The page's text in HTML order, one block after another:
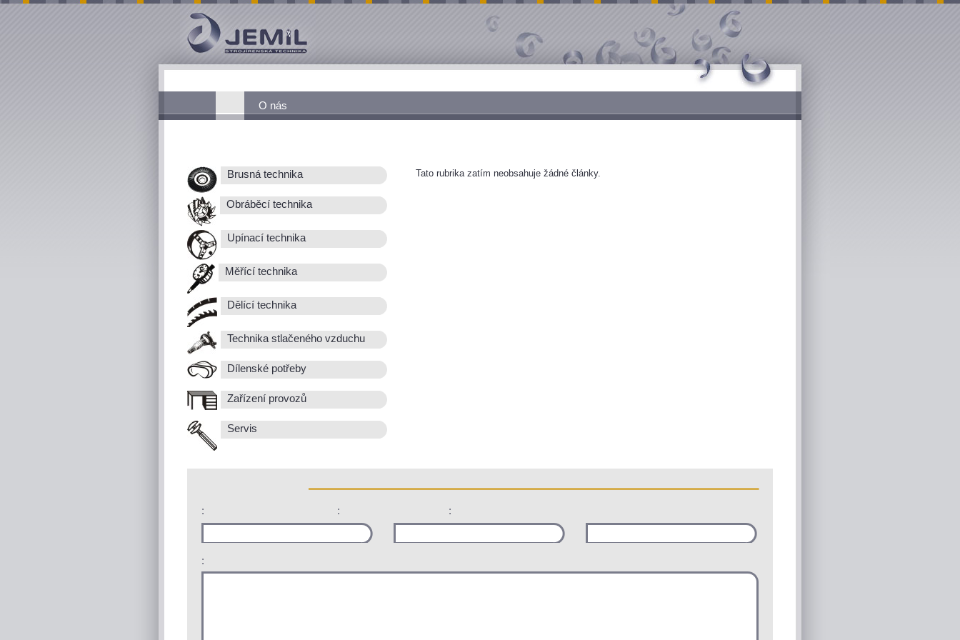
O nás
Brusná technika
Obráběcí technika
Upínací technika
Měřící technika
Dělící technika
Technika stlačeného vzduchu
Dílenské potřeby
Zařízení provozů
Servis
Tato rubrika zatím neobsahuje žádné články.
: : :
: